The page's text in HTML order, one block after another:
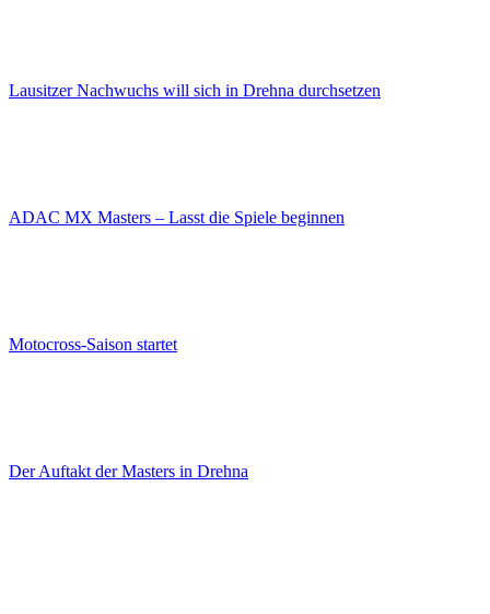
Lausitzer Nachwuchs will sich in Drehna durchsetzen
ADAC MX Masters – Lasst die Spiele beginnen
Motocross-Saison startet
Der Auftakt der Masters in Drehna